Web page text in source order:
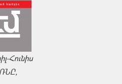
Հունիս